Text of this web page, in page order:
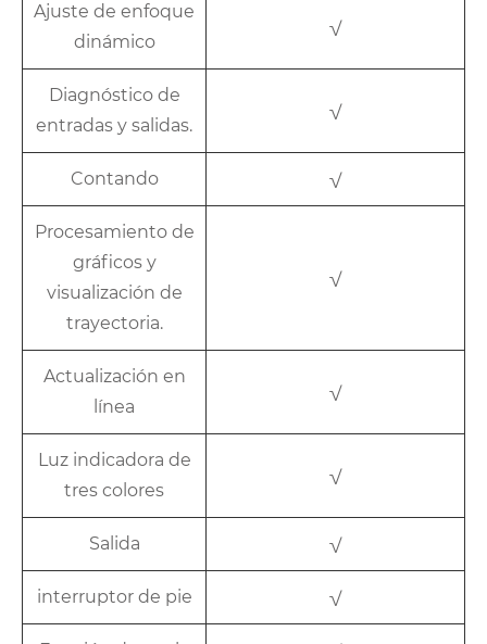
Ajuste de enfoque
dinámico
√
Diagnóstico de
entradas y salidas.
√
Contando √
Procesamiento de
gráficos y
visualización de
trayectoria.
√
Actualización en
línea
√
Luz indicadora de
tres colores
√
Salida √
interruptor de pie √